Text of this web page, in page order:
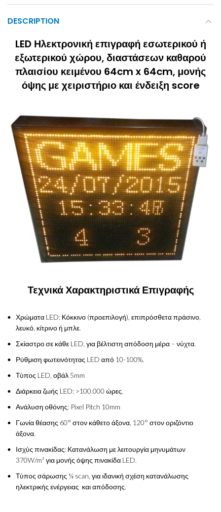
DESCRIPTION
LED Ηλεκτρονική επιγραφή εσωτερικού ή
εξωτερικού χώρου, διαστάσεων καθαρού
πλαισίου κειμένου 64cm x 64cm, μονής
όψης με χειριστήριο και ένδειξη score
Τεχνικά Χαρακτηριστικά Επιγραφής
Χρώματα LED: Κόκκινο (προεπιλογή), επιπρόσθετα πράσινο,
λευκό, κίτρινο ή μπλε.
Σκίαστρο σε κάθε LED, για βέλτιστη απόδοση μέρα – νύχτα.
Ρύθμιση φωτεινότητας LED από 10-100%.
Τύπος LED, οβάλ 5mm
Διάρκεια ζωής LED: >100.000 ώρες.
Ανάλυση οθόνης: Pixel Pitch 10mm
Γωνία θέασης 60° στον κάθετο άξονα, 120° στον οριζόντιο
άξονα.
Ισχύς πινακίδας: Κατανάλωση με λειτουργία μηνυμάτων
370W/m² για μονής όψης πινακίδα LED.
Τύπος σάρωσης ¼ scan, για ιδανική σχέση κατανάλωσης
ηλεκτρικής ενέργειας και απόδοσης.